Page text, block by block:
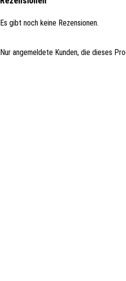
Es gibt noch keine Rezensionen.
Nur angemeldete Kunden, die dieses